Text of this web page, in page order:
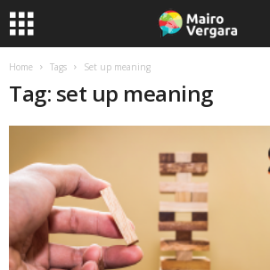
Home Tags Set up meaning
Tag: set up meaning